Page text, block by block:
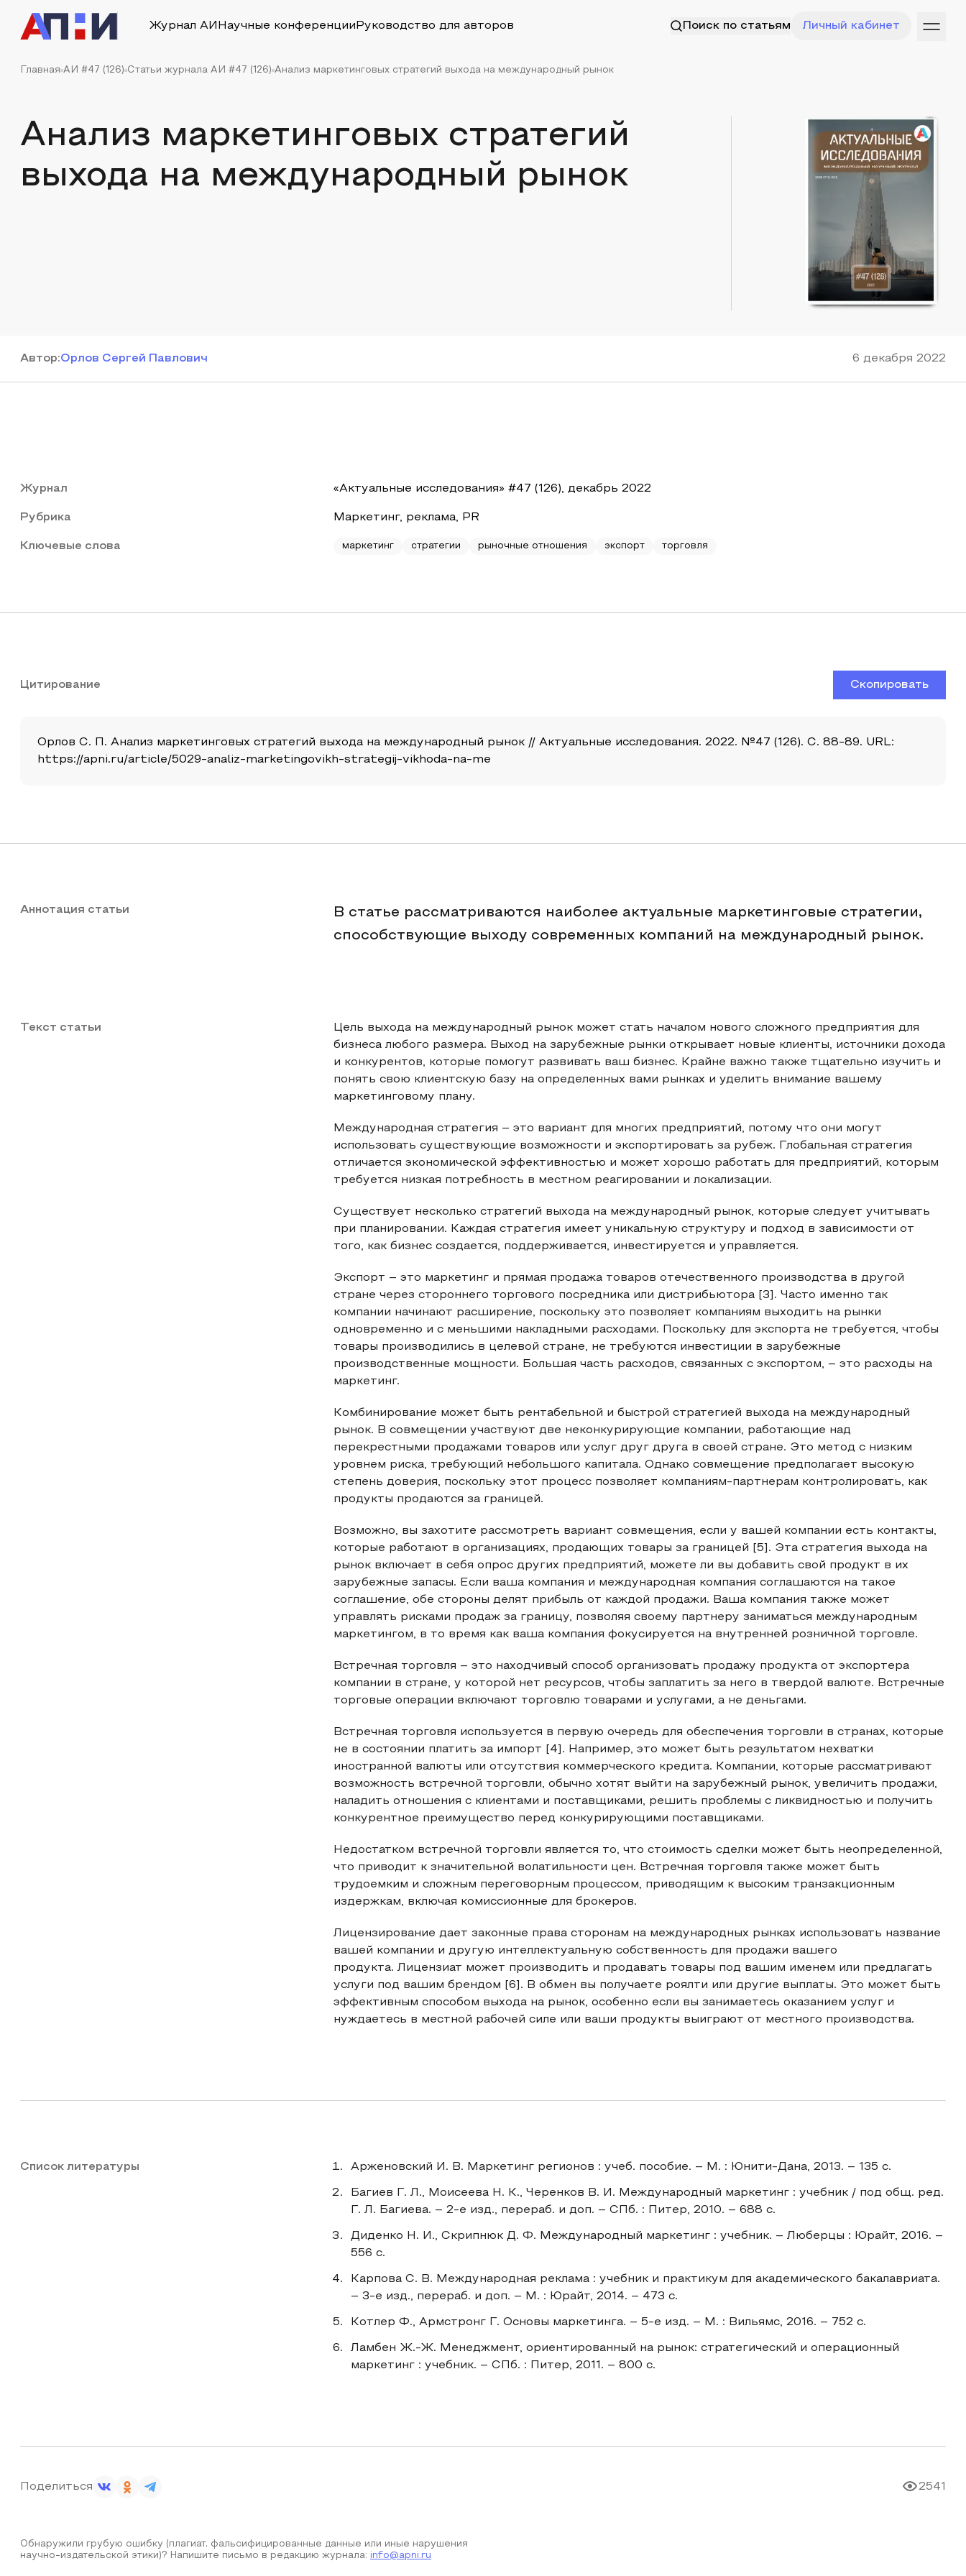
Журнал АИ Научные конференции Руководство для авторов Поиск по статьям Личный кабинет
Главная АИ #47 (126) Статьи журнала АИ #47 (126) Анализ маркетинговых стратегий выхода на международный рынок
Анализ маркетинговых стратегий
выхода на международный рынок
Автор:Орлов Сергей Павлович 6 декабря 2022
Журнал «Актуальные исследования» #47 (126), декабрь 2022
Рубрика Маркетинг, реклама, PR
Ключевые слова маркетинг стратегии рыночные отношения экспорт торговля
Цитирование Скопировать
Орлов С. П. Анализ маркетинговых стратегий выхода на международный рынок // Актуальные исследования. 2022. №47 (126). С. 88-89. URL:
https://apni.ru/article/5029-analiz-marketingovikh-strategij-vikhoda-na-me
Аннотация статьи
В статье рассматриваются наиболее актуальные маркетинговые стратегии,
способствующие выходу современных компаний на международный рынок.
Текст статьи
Цель выхода на международный рынок может стать началом нового сложного предприятия для
бизнеса любого размера. Выход на зарубежные рынки открывает новые клиенты, источники дохода
и конкурентов, которые помогут развивать ваш бизнес. Крайне важно также тщательно изучить и
понять свою клиентскую базу на определенных вами рынках и уделить внимание вашему
маркетинговому плану.
Международная стратегия – это вариант для многих предприятий, потому что они могут
использовать существующие возможности и экспортировать за рубеж. Глобальная стратегия
отличается экономической эффективностью и может хорошо работать для предприятий, которым
требуется низкая потребность в местном реагировании и локализации.
Существует несколько стратегий выхода на международный рынок, которые следует учитывать
при планировании. Каждая стратегия имеет уникальную структуру и подход в зависимости от
того, как бизнес создается, поддерживается, инвестируется и управляется.
Экспорт – это маркетинг и прямая продажа товаров отечественного производства в другой
стране через стороннего торгового посредника или дистрибьютора [3]. Часто именно так
компании начинают расширение, поскольку это позволяет компаниям выходить на рынки
одновременно и с меньшими накладными расходами. Поскольку для экспорта не требуется, чтобы
товары производились в целевой стране, не требуются инвестиции в зарубежные
производственные мощности. Большая часть расходов, связанных с экспортом, – это расходы на
маркетинг.
Комбинирование может быть рентабельной и быстрой стратегией выхода на международный
рынок. В совмещении участвуют две неконкурирующие компании, работающие над
перекрестными продажами товаров или услуг друг друга в своей стране. Это метод с низким
уровнем риска, требующий небольшого капитала. Однако совмещение предполагает высокую
степень доверия, поскольку этот процесс позволяет компаниям-партнерам контролировать, как
продукты продаются за границей.
Возможно, вы захотите рассмотреть вариант совмещения, если у вашей компании есть контакты,
которые работают в организациях, продающих товары за границей [5]. Эта стратегия выхода на
рынок включает в себя опрос других предприятий, можете ли вы добавить свой продукт в их
зарубежные запасы. Если ваша компания и международная компания соглашаются на такое
соглашение, обе стороны делят прибыль от каждой продажи. Ваша компания также может
управлять рисками продаж за границу, позволяя своему партнеру заниматься международным
маркетингом, в то время как ваша компания фокусируется на внутренней розничной торговле.
Встречная торговля – это находчивый способ организовать продажу продукта от экспортера
компании в стране, у которой нет ресурсов, чтобы заплатить за него в твердой валюте. Встречные
торговые операции включают торговлю товарами и услугами, а не деньгами.
Встречная торговля используется в первую очередь для обеспечения торговли в странах, которые
не в состоянии платить за импорт [4]. Например, это может быть результатом нехватки
иностранной валюты или отсутствия коммерческого кредита. Компании, которые рассматривают
возможность встречной торговли, обычно хотят выйти на зарубежный рынок, увеличить продажи,
наладить отношения с клиентами и поставщиками, решить проблемы с ликвидностью и получить
конкурентное преимущество перед конкурирующими поставщиками.
Недостатком встречной торговли является то, что стоимость сделки может быть неопределенной,
что приводит к значительной волатильности цен. Встречная торговля также может быть
трудоемким и сложным переговорным процессом, приводящим к высоким транзакционным
издержкам, включая комиссионные для брокеров.
Лицензирование дает законные права сторонам на международных рынках использовать название
вашей компании и другую интеллектуальную собственность для продажи вашего
продукта. Лицензиат может производить и продавать товары под вашим именем или предлагать
услуги под вашим брендом [6]. В обмен вы получаете роялти или другие выплаты. Это может быть
эффективным способом выхода на рынок, особенно если вы занимаетесь оказанием услуг и
нуждаетесь в местной рабочей силе или ваши продукты выиграют от местного производства.
Список литературы Арженовский И. В. Маркетинг регионов : учеб. пособие. – М. : Юнити-Дана, 2013. – 135 c.
Багиев Г. Л., Моисеева Н. К., Черенков В. И. Международный маркетинг : учебник / под общ. ред.
Г. Л. Багиева. – 2-е изд., перераб. и доп. – СПб. : Питер, 2010. – 688 с.
Диденко Н. И., Скрипнюк Д. Ф. Международный маркетинг : учебник. – Люберцы : Юрайт, 2016. –
556 c.
Карпова С. В. Международная реклама : учебник и практикум для академического бакалавриата.
– 3-е изд., перераб. и доп. – М. : Юрайт, 2014. – 473 с.
Котлер Ф., Армстронг Г. Основы маркетинга. – 5-е изд. – М. : Вильямс, 2016. – 752 c.
Ламбен Ж.-Ж. Менеджмент, ориентированный на рынок: стратегический и операционный
маркетинг : учебник. – СПб. : Питер, 2011. – 800 с.
Поделиться 2541
Обнаружили грубую ошибку (плагиат, фальсифицированные данные или иные нарушения
научно-издательской этики)? Напишите письмо в редакцию журнала: info@apni.ru